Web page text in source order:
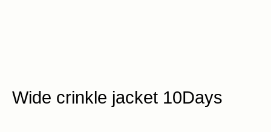
Wide crinkle jacket 10Days